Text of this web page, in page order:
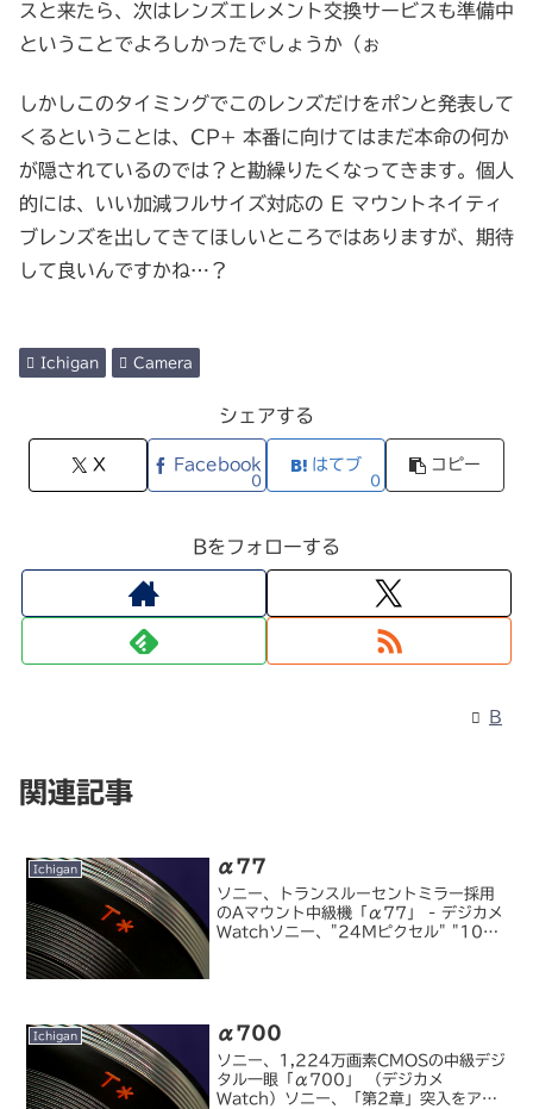
スと来たら、次はレンズエレメント交換サービスも準備中
ということでよろしかったでしょうか（ぉ
しかしこのタイミングでこのレンズだけをポンと発表して
くるということは、CP+ 本番に向けてはまだ本命の何か
が隠されているのでは？と勘繰りたくなってきます。個人
的には、いい加減フルサイズ対応の E マウントネイティ
ブレンズを出してきてほしいところではありますが、期待
して良いんですかね…？
Ichigan Camera
シェアする
X Facebook
0
はてブ
0
コピー
Bをフォローする
B
関連記事
Ichigan α77
ソニー、トランスルーセントミラー採用
のAマウント中級機「α77」 - デジカメ
Watchソニー、"24Mピクセル" "10コ
Ichigan α700
ソニー、1,224万画素CMOSの中級デジ
タル一眼「α700」 （デジカメ
Watch）ソニー、「第2章」突入をアピ